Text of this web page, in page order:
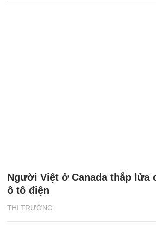
THỊ TRƯỜNG
Người Việt ở Canada thắp lửa
ô tô điện